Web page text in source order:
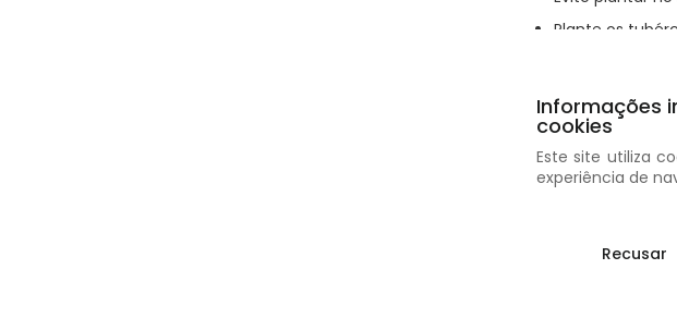
Plante os
Considere o
Pratique a
Após a
Pique os
Informações
cookies
Este site utiliza
experiência de
Recusar